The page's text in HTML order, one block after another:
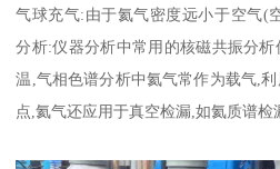
气球充气:由于氦气密度远小于空气(
分析:仪器分析中常用的核磁共振分
温,气相色谱分析中氦气常作为载气,
点,氦气还应用于真空检漏,如氦质谱检